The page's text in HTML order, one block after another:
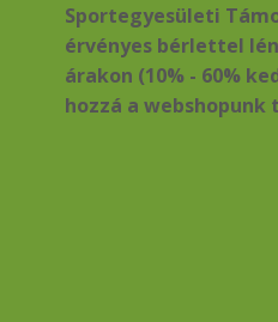
Sportegyesületi
érvényes bérlettel
árakon (10% - 60%
hozzá a webshopunk